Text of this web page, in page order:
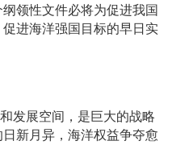
领性文件必将为促进我国
进海洋强国目标的早日实
发展空间，是巨大的战略
新月异，海洋权益争夺愈